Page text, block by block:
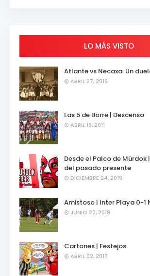
LO MÁS VISTO
Atlante vs Necaxa: Un
ABRIL 27, 2016
Las 5 de Borre | Descenso
ABRIL 16, 2011
Desde el Palco de Mürdok
del pasado presente
DICIEMBRE 24, 2019
Amistoso | Inter Playa 0-1
JUNIO 22, 2019
Cartones | Festejos
ABRIL 02, 2017